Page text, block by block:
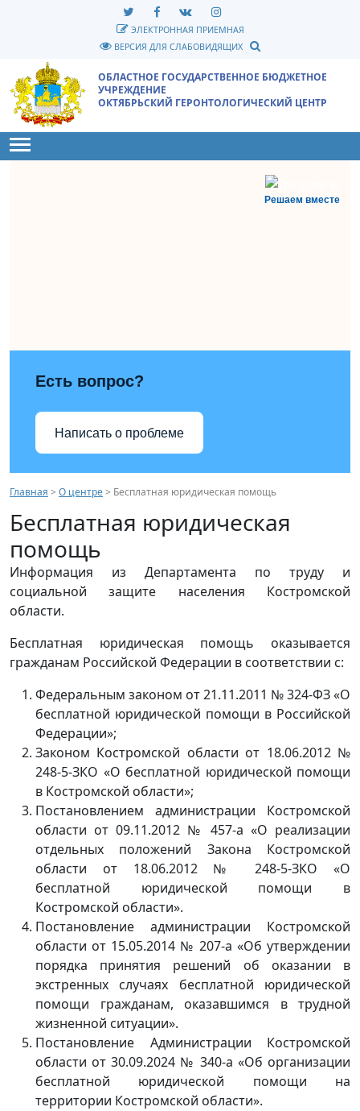
ЭЛЕКТРОННАЯ ПРИЕМНАЯ
ВЕРСИЯ ДЛЯ СЛАБОВИДЯЩИХ
ОБЛАСТНОЕ ГОСУДАРСТВЕННОЕ БЮДЖЕТНОЕ
УЧРЕЖДЕНИЕ
ОКТЯБРЬСКИЙ ГЕРОНТОЛОГИЧЕСКИЙ ЦЕНТР
Решаем вместе
Есть вопрос?
Написать о проблеме
Главная > О центре> Бесплатная юридическая помощь
Бесплатная юридическая
помощь
Информация из Департамента по труду и
социальной защите населения Костромской
области.
Бесплатная юридическая помощь оказывается
гражданам Российской Федерации в соответствии с:
Федеральным законом от 21.11.2011 № 324-ФЗ «О
бесплатной юридической помощи в Российской
Федерации»;
Законом Костромской области от 18.06.2012 №
248-5-ЗКО «О бесплатной юридической помощи
в Костромской области»;
Постановлением администрации Костромской
области от 09.11.2012 № 457-а «О реализации
отдельных положений Закона Костромской
области от 18.06.2012 № 248-5-ЗКО «О
бесплатной юридической помощи в
Костромской области».
Постановление администрации Костромской
области от 15.05.2014 № 207-а «Об утверждении
порядка принятия решений об оказании в
экстренных случаях бесплатной юридической
помощи гражданам, оказавшимся в трудной
жизненной ситуации».
Постановление Администрации Костромской
области от 30.09.2024 № 340-а «Об организации
бесплатной юридической помощи на
территории Костромской области».